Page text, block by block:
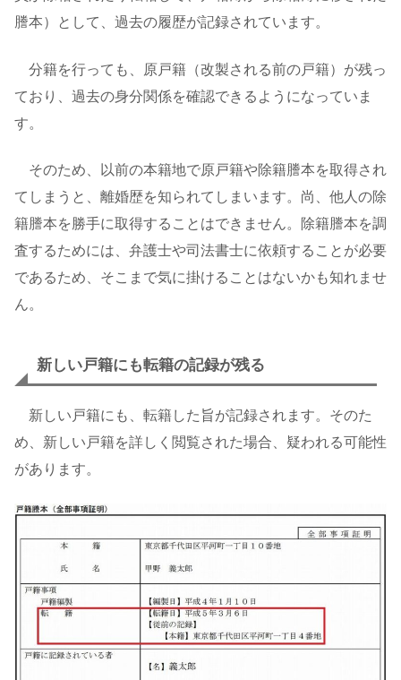
謄本）として、過去の履歴が記録されています。
分籍を行っても、原戸籍（改製される前の戸籍）が残っ
ており、過去の身分関係を確認できるようになっていま
す。
そのため、以前の本籍地で原戸籍や除籍謄本を取得され
てしまうと、離婚歴を知られてしまいます。尚、他人の除
籍謄本を勝手に取得することはできません。除籍謄本を調
査するためには、弁護士や司法書士に依頼することが必要
であるため、そこまで気に掛けることはないかも知れませ
ん。
新しい戸籍にも転籍の記録が残る
新しい戸籍にも、転籍した旨が記録されます。そのた
め、新しい戸籍を詳しく閲覧された場合、疑われる可能性
があります。